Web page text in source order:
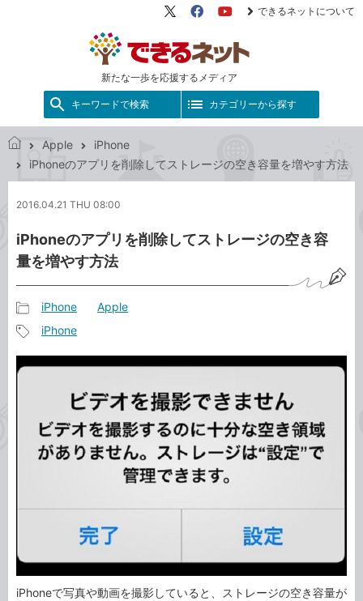
新たな一歩を応援するメディア
X（旧
FacebookYouTube
できるネットについて
キーワードで検索 カテゴリーから探す
で
ネ
ト
Apple
iPhone
iPhoneのアプリを削除してストレージの空き容量を増やす方法
2016.04.21 THU 08:00
iPhoneのアプリを削除してストレージの空き容
量を増やす方法
事
カ
リ
iPhone Apple
事
iPhone
iPhoneで写真や動画を撮影していると、ストレージの空き容量が